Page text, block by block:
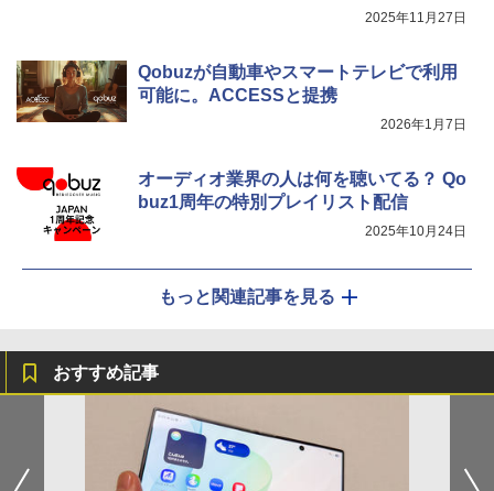
2025年11月27日
Qobuzが自動車やスマートテレビで利用
可能に。ACCESSと提携
2026年1月7日
オーディオ業界の人は何を聴いてる？ Qo
buz1周年の特別プレイリスト配信
2025年10月24日
もっと関連記事を見る
おすすめ記事